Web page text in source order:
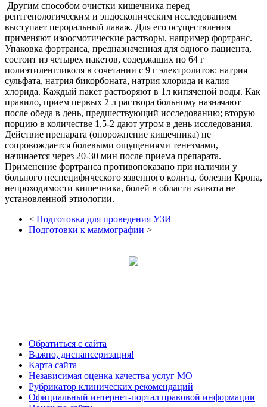
Другим способом очистки кишечника перед
рентгенологическим и эндоскопическим исследованием
выступает пероральный лаваж. Для его осуществления
применяют изоосмотические растворы, например фортранс.
Упаковка фортранса, предназначенная для одного пациента,
состоит из четырех пакетов, содержащих по 64 г
полиэтиленгликоля в сочетании с 9 г электролитов: натрия
сульфата, натрия бикорбоната, натрия хлорида и калия
хлорида. Каждый пакет растворяют в 1л кипяченой воды. Как
правило, прием первых 2 л раствора больному назначают
после обеда в день, предшествующий исследованию; вторую
порцию в количестве 1,5-2 дают утром в день исследования.
Действие препарата (опорожнение кишечника) не
сопровождается болевыми ощущениями тенезмами,
начинается через 20-30 мин после приема препарата.
Применение фортранса противопоказано при наличии у
больного неспецифического язвенного колита, болезни Крона,
непроходимости кишечника, болей в области живота не
установленной этиологии.
< Подготовка для проведения УЗИ
Подготовки к маммографии >
Обратиться с сайта
Важно, диспансеризация!
Карта сайта
Независимая оценка качества услуг МО
Рубрикатор клинических рекомендаций
Официальный интернет-портал правовой информации